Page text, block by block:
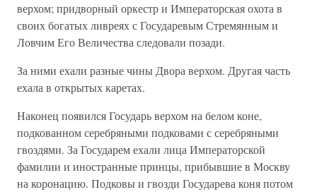
верхом; придворный оркестр и Императорская охота в
своих богатых ливреях с Государевым Стремянным и
Ловчим Его Величества следовали позади.
За ними ехали разные чины Двора верхом. Другая часть
ехала в открытых каретах.
Наконец появился Государь верхом на белом коне,
подкованном серебряными подковами с серебряными
гвоздями. За Государем ехали лица Императорской
фамилии и иностранные принцы, прибывшие в Москву
на коронацию. Подковы и гвозди Государева коня потом